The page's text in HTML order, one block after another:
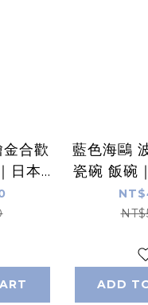
合歡
日本
藍色海鷗
瓷碗 飯碗
ADD